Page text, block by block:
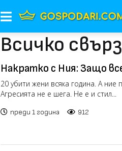
Всичко
Накратко с Ния: Защо
агресията? (видео)
20 убити жени всяка година. А
Агресията не е шега. Не е и стил...
преди 1 година 912